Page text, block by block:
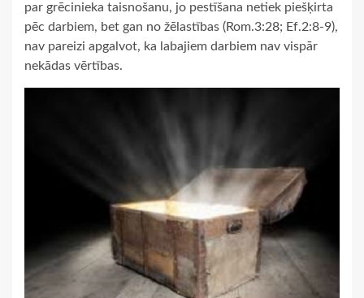
par grēcinieka taisnošanu, jo pestīšana netiek piešķirta
pēc darbiem, bet gan no žēlastības (Rom.3:28; Ef.2:8-9),
nav pareizi apgalvot, ka labajiem darbiem nav vispār
nekādas vērtības.